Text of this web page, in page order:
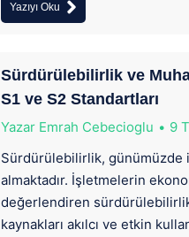
Yazıyı Oku
Sürdürülebilirlik ve
S1 ve S2 Standartları
Yazar Emrah Cebecioglu
9
Sürdürülebilirlik, günümüzde
almaktadır. İşletmelerin
değerlendiren
kaynakları akılcı ve etkin